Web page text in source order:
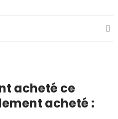
acheté ce
acheté :